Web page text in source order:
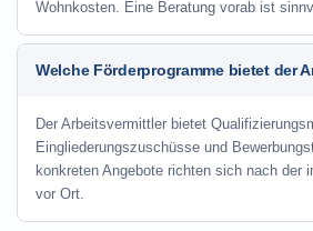
Wohnkosten. Eine Beratung vorab ist
Welche Förderprogramme bietet der
Der Arbeitsvermittler bietet
Eingliederungszuschüsse und
konkreten Angebote richten sich nach der
vor Ort.